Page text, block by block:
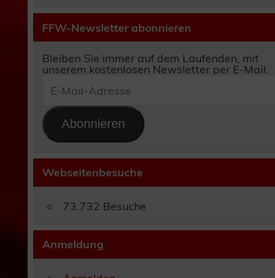
FFW-Newsletter abonnieren
Bleiben Sie immer auf dem Laufenden, mit
unserem kostenlosen Newsletter per E-Mail.
Mail-
Abonnieren
Webseitenbesuche
73.732 Besuche
Anmeldung